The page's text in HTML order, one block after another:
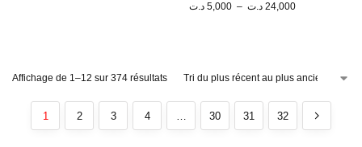
5,000 د.ت – 24,000 د.ت
Affichage de 1–12 sur 374 résultats
1 2 3 4 … 30 31 32